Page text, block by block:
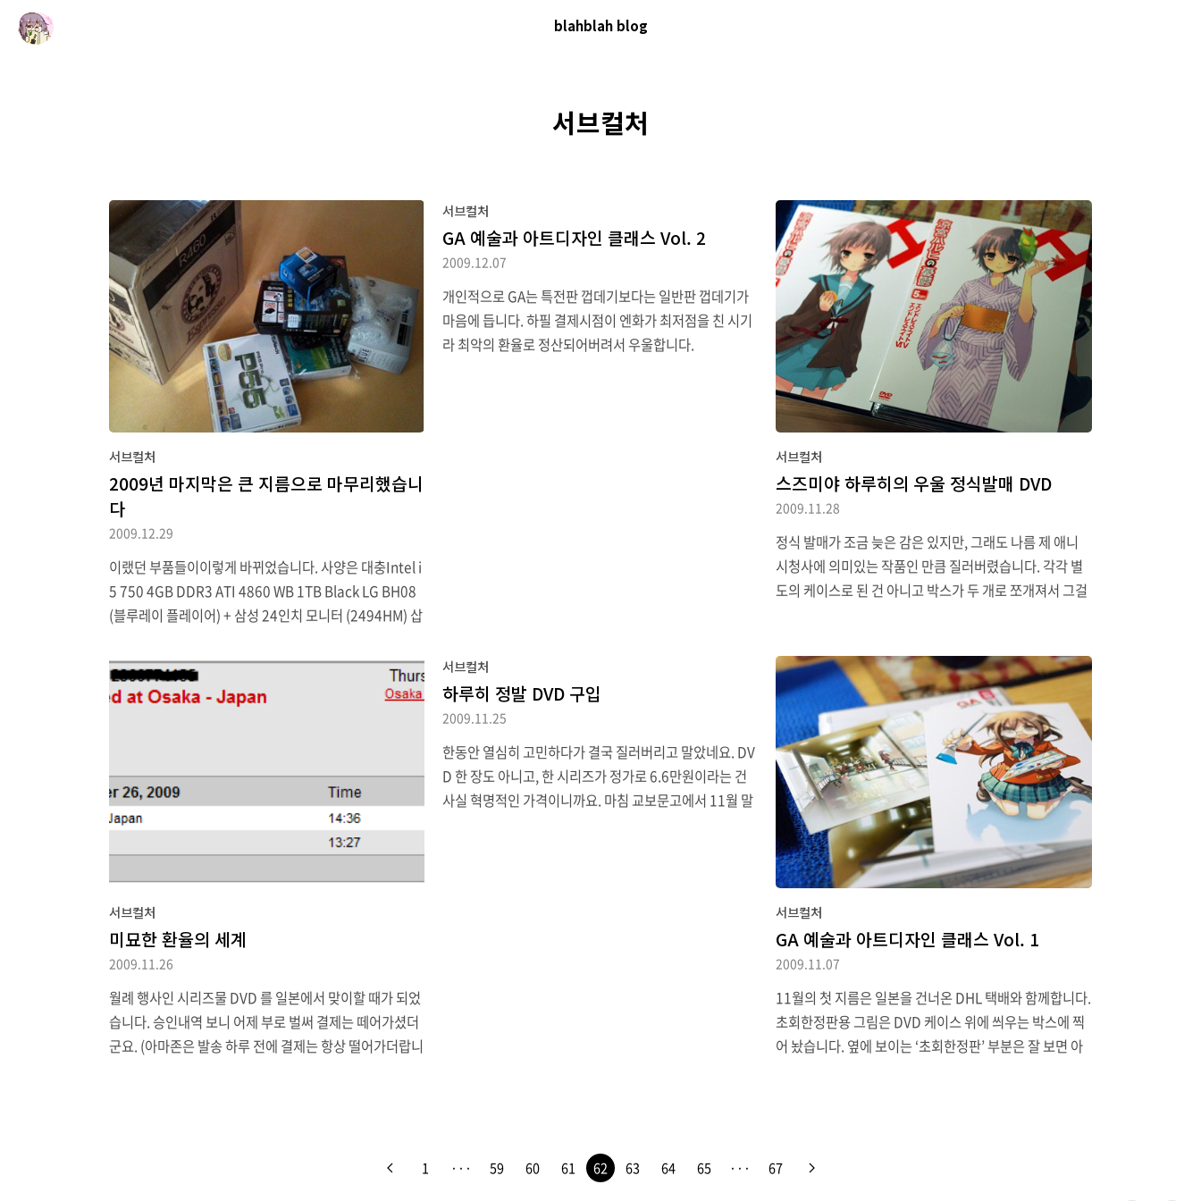
blahblah blog
서브컬처
서브컬처
2009년 마지막은 큰 지름으로 마무리했습니
다
2009.12.29
이랬던 부품들이이렇게 바뀌었습니다. 사양은 대충Intel i
5 750 4GB DDR3 ATI 4860 WB 1TB Black LG BH08
(블루레이 플레이어) + 삼성 24인치 모니터 (2494HM) 삽
래도 좋습니다. 여담. 역시 SSD가 아닌 이상 하드는 빠른
만큼 시끄러운 법입니다.
서브컬처
GA 예술과 아트디자인 클래스 Vol. 2
2009.12.07
개인적으로 GA는 특전판 껍데기보다는 일반판 껍데기가
마음에 듭니다. 하필 결제시점이 엔화가 최저점을 친 시기
라 최악의 환율로 정산되어버려서 우울합니다.
서브컬처
스즈미야 하루히의 우울 정식발매 DVD
2009.11.28
정식 발매가 조금 늦은 감은 있지만, 그래도 나름 제 애니
시청사에 의미있는 작품인 만큼 질러버렸습니다. 각각 별
도의 케이스로 된 건 아니고 박스가 두 개로 쪼개져서 그걸
은 안 넣었을까요.3년의 간격을 둔 나가토입니다. 사진에
서는 좀 잘렀는데 제목도 한글화되어 있고, DVD 표면에도
한글 찍혀있습니다. 내부에는 엽서와 스티커 등도 들어있
는데 제가 알기로는 일본 한정판에도 들어있던 걸로 알고
있습니다.메인 메뉴인데, 하루히 제목 자체는 한글화를 안
했군요. 특전 영상 부분에도 자막을 다 입혀놓은 게 인상적
입니다. 자막 자체는 나쁘지 않습니다. 우선 12화 라이브
얼라이브만 봤는데 OP/ED..
서브컬처
미묘한 환율의 세계
2009.11.26
월례 행사인 시리즈물 DVD 를 일본에서 맞이할 때가 되었
습니다. 승인내역 보니 어제 부로 벌써 결제는 떼어가셨더
군요. (아마존은 발송 하루 전에 결제는 항상 떨어가더랍니
이 2009. 11. 26. 이 말아먹을 놈의 비자는 왜 엔/달러, 달
서브컬처
하루히 정발 DVD 구입
2009.11.25
한동안 열심히 고민하다가 결국 질러버리고 말았네요. DV
D 한 장도 아니고, 한 시리즈가 정가로 6.6만원이라는 건
사실 혁명적인 가격이니까요. 마침 교보문고에서 11월 말
서브컬처
GA 예술과 아트디자인 클래스 Vol. 1
2009.11.07
11월의 첫 지름은 일본을 건너온 DHL 택배와 함께합니다.
초회한정판용 그림은 DVD 케이스 위에 씌우는 박스에 찍
어 놨습니다. 옆에 보이는 ‘초회한정판’ 부분은 잘 보면 아
이스에는 통상판 용으로 된 그림이 나와 있습니다.뒷면에
1 ··· 59 60 61 62 63 64 65 ··· 67